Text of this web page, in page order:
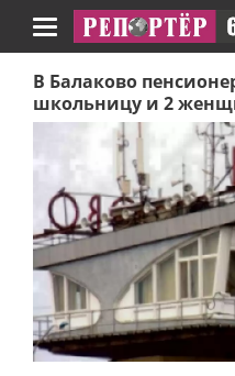
Навигация
В Балаково
школьницу и 2